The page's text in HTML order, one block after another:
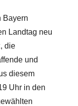
Bayern
Landtag neu
die
und
diesem
Uhr in den